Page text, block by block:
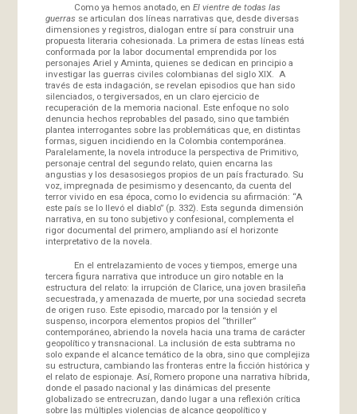
Como ya hemos anotado, en El vientre de todas las
guerras se articulan dos líneas narrativas que, desde diversas
dimensiones y registros, dialogan entre sí para construir una
propuesta literaria cohesionada. La primera de estas líneas está
conformada por la labor documental emprendida por los
personajes Ariel y Aminta, quienes se dedican en principio a
investigar las guerras civiles colombianas del siglo XIX. A
través de esta indagación, se revelan episodios que han sido
silenciados, o tergiversados, en un claro ejercicio de
recuperación de la memoria nacional. Este enfoque no solo
denuncia hechos reprobables del pasado, sino que también
plantea interrogantes sobre las problemáticas que, en distintas
formas, siguen incidiendo en la Colombia contemporánea.
Paralelamente, la novela introduce la perspectiva de Primitivo,
personaje central del segundo relato, quien encarna las
angustias y los desasosiegos propios de un país fracturado. Su
voz, impregnada de pesimismo y desencanto, da cuenta del
terror vivido en esa época, como lo evidencia su afirmación: “A
este país se lo llevó el diablo” (p. 332). Esta segunda dimensión
narrativa, en su tono subjetivo y confesional, complementa el
rigor documental del primero, ampliando así el horizonte
interpretativo de la novela.
En el entrelazamiento de voces y tiempos, emerge una
tercera figura narrativa que introduce un giro notable en la
estructura del relato: la irrupción de Clarice, una joven brasileña
secuestrada, y amenazada de muerte, por una sociedad secreta
de origen ruso. Este episodio, marcado por la tensión y el
suspenso, incorpora elementos propios del “thriller”
contemporáneo, abriendo la novela hacia una trama de carácter
geopolítico y transnacional. La inclusión de esta subtrama no
solo expande el alcance temático de la obra, sino que complejiza
su estructura, cambiando las fronteras entre la ficción histórica y
el relato de espionaje. Así, Romero propone una narrativa híbrida,
donde el pasado nacional y las dinámicas del presente
globalizado se entrecruzan, dando lugar a una reflexión crítica
sobre las múltiples violencias de alcance geopolítico y